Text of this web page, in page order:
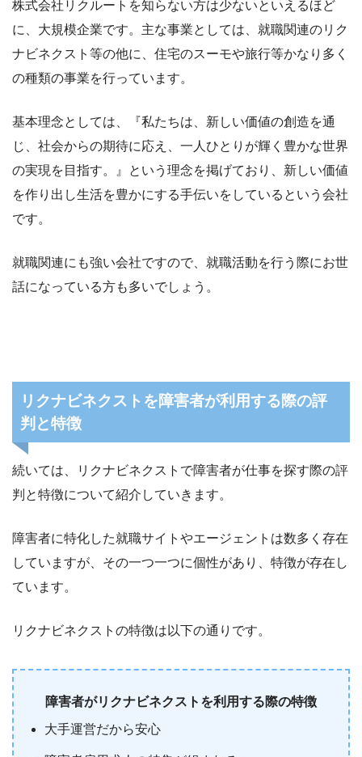
株式会社リクルートを知らない方は少ないといえるほど
に、大規模企業です。主な事業としては、就職関連のリク
ナビネクスト等の他に、住宅のスーモや旅行等かなり多く
の種類の事業を行っています。
基本理念としては、『私たちは、新しい価値の創造を通
じ、社会からの期待に応え、一人ひとりが輝く豊かな世界
の実現を目指す。』という理念を掲げており、新しい価値
を作り出し生活を豊かにする手伝いをしているという会社
です。
就職関連にも強い会社ですので、就職活動を行う際にお世
話になっている方も多いでしょう。
リクナビネクストを障害者が利用する際の評
判と特徴
続いては、リクナビネクストで障害者が仕事を探す際の評
判と特徴について紹介していきます。
障害者に特化した就職サイトやエージェントは数多く存在
していますが、その一つ一つに個性があり、特徴が存在し
ています。
リクナビネクストの特徴は以下の通りです。
障害者がリクナビネクストを利用する際の特徴
大手運営だから安心